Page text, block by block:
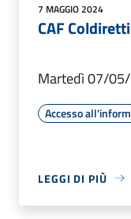
7 MAGGIO 2024
CAF
Martedì 07/
Accesso
LEGGI DI PIÙ